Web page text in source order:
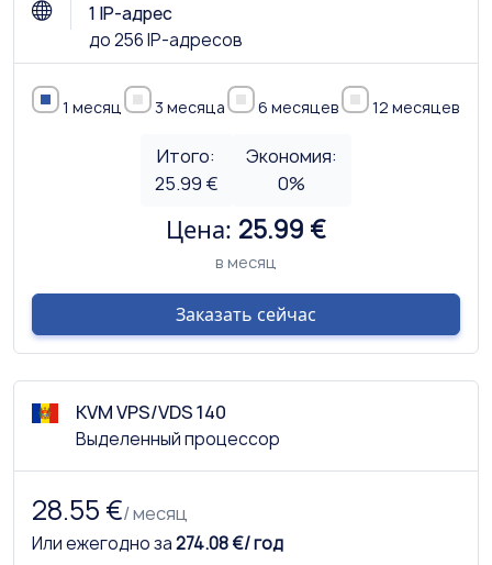
1 IP-адрес
до 256 IP-адресов
1 месяц 3 месяца 6 месяцев 12 месяцев
Итого:
25.99 €
Экономия:
0%
Цена: 25.99 €
в месяц
Заказать сейчас
KVM VPS/VDS 140
Выделенный процессор
28.55 €/ месяц
Или ежегодно за274.08 €/ год